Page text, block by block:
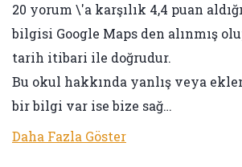
20 yorum \'a karşılık 4,4 puan
bilgisi Google Maps den alınmış
tarih itibari ile doğrudur.
Bu okul hakkında yanlış veya
bir bilgi var ise bize sağ…
Daha Fazla Göster